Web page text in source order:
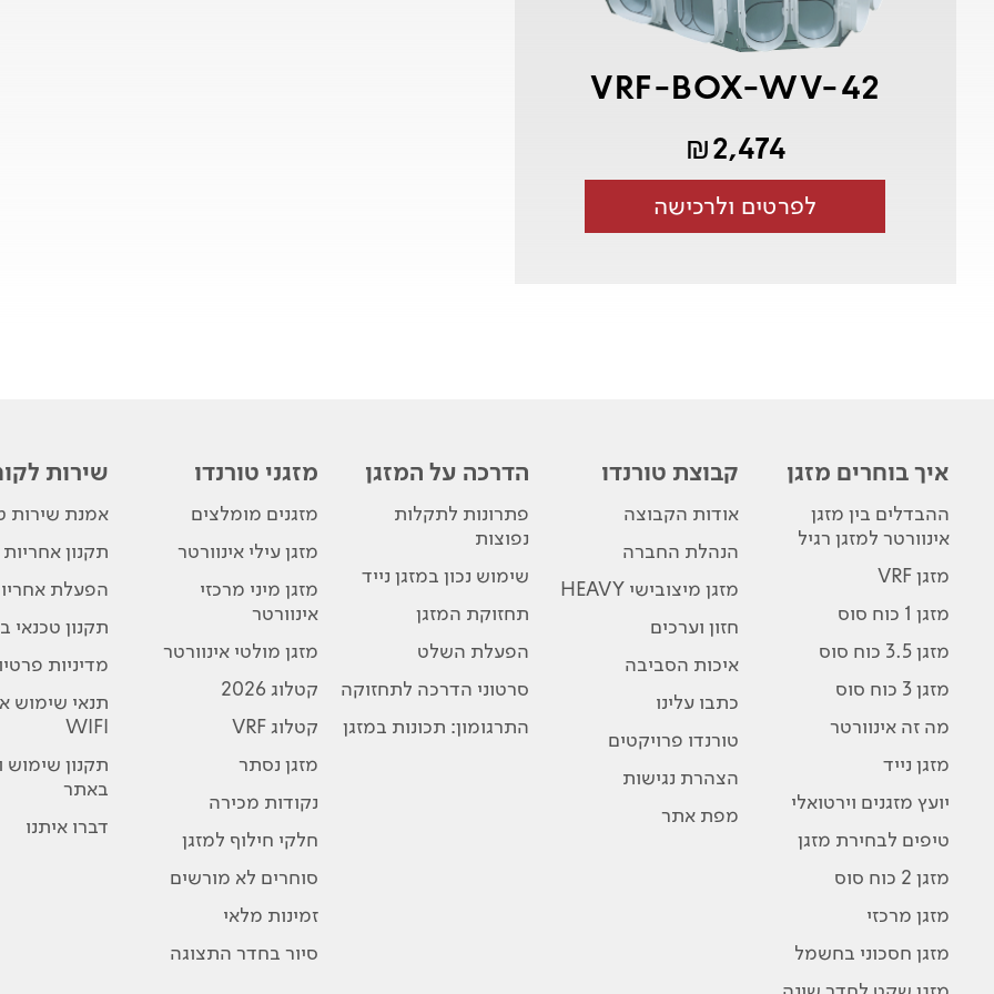
VRF-BOX-WV-42
2,474
₪
לפרטים ולרכישה
איך בוחרים מזגן
ההבדלים בין מזגן
אינוורטר למזגן רגיל
מזגן VRF
מזגן 1 כוח סוס
מזגן 3.5 כוח סוס
מזגן 3 כוח סוס
מה זה אינוורטר
מזגן נייד
יועץ מזגנים וירטואלי
טיפים לבחירת מזגן
מזגן 2 כוח סוס
מזגן מרכזי
מזגן חסכוני בחשמל
קבוצת טורנדו
אודות הקבוצה
הנהלת החברה
מזגן מיצובישי HEAVY
חזון וערכים
איכות הסביבה
כתבו עלינו
טורנדו פרויקטים
הצהרת נגישות
מפת אתר
הדרכה על המזגן
פתרונות לתקלות
נפוצות
שימוש נכון במזגן נייד
תחזוקת המזגן
הפעלת השלט
סרטוני הדרכה לתחזוקה
התרגומון: תכונות במזגן
מזגני טורנדו
מזגנים מומלצים
מזגן עילי אינוורטר
מזגן מיני מרכזי
אינוורטר
מזגן מולטי אינוורטר
קטלוג 2026
קטלוג VRF
מזגן נסתר
נקודות מכירה
חלקי חילוף למזגן
סוחרים לא מורשים
זמינות מלאי
סיור בחדר התצוגה
שירות
אמנת שירות
תקנון אחריות
הפעלת
תקנון טכנאי
מדיניות
תנאי שימוש
WIFI
תקנון שימוש
באתר
דברו איתנו